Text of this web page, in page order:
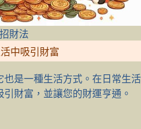
財法
中吸引財富
是一種生活方式。在日常生活
財富，並讓您的財運亨通。